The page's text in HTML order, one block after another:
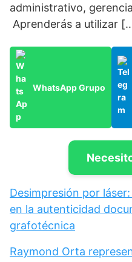
administrativo,
Aprenderás a utilizar
WhatsApp Grupo
Desimpresión por
en la autenticidad
grafotécnica
Raymond Orta